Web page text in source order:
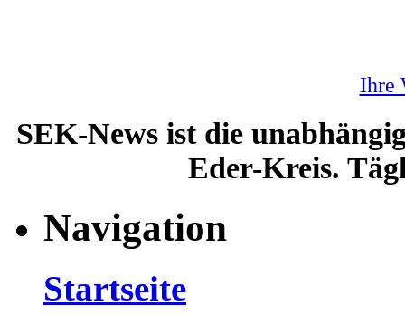
Ihre
SEK-News ist die
Eder-Kreis.
Navigation
Startseite